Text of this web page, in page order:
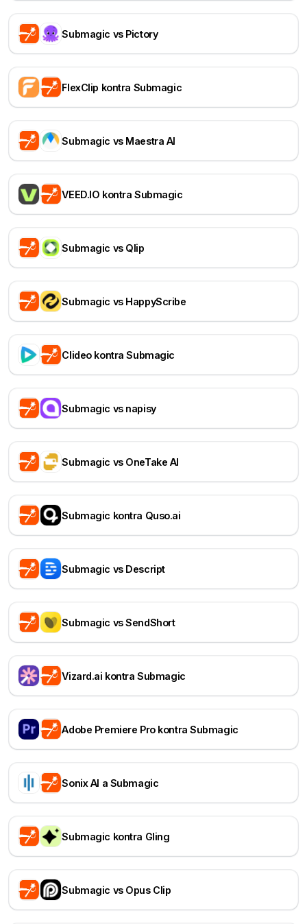
Submagic vs Pictory
FlexClip kontra Submagic
Submagic vs Maestra AI
VEED.IO kontra Submagic
Submagic vs Qlip
Submagic vs HappyScribe
Clideo kontra Submagic
Submagic vs napisy
Submagic vs OneTake AI
Submagic kontra Quso.ai
Submagic vs Descript
Submagic vs SendShort
Vizard.ai kontra Submagic
Adobe Premiere Pro kontra Submagic
Sonix AI a Submagic
Submagic kontra Gling
Submagic vs Opus Clip